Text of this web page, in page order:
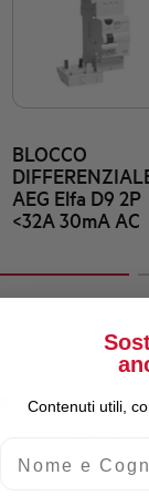
BLOCCO
AEG Elfa D9 2P
<32A 30mA AC
Contenuti utili,